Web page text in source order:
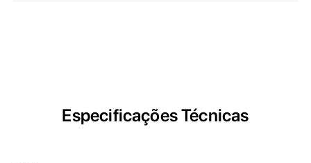
Especificações Técnicas